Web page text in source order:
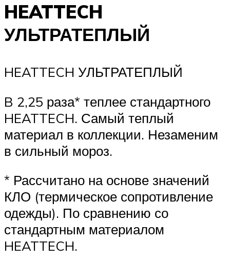
HEATTECH
УЛЬТРАТЕПЛЫЙ
HEATTECH УЛЬТРАТЕПЛЫЙ
B 2,25 раза* теплее стандартного
HEATTECH. Самый теплый
материал в коллекции. Незаменим
в сильный мороз.
* Рассчитано на основе значений
КЛО (термическое сопротивление
одежды). По сравнению со
стандартным материалом
HEATTECH.